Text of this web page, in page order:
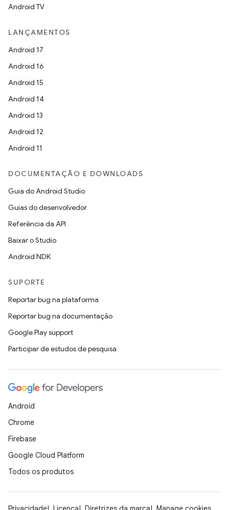
Android TV
LANÇAMENTOS
Android 17
Android 16
Android 15
Android 14
Android 13
Android 12
Android 11
DOCUMENTAÇÃO E DOWNLOADS
Guia do Android Studio
Guias do desenvolvedor
Referência da API
Baixar o Studio
Android NDK
SUPORTE
Reportar bug na plataforma
Reportar bug na documentação
Google Play support
Participar de estudos de pesquisa
Android
Chrome
Firebase
Google Cloud Platform
Todos os produtos